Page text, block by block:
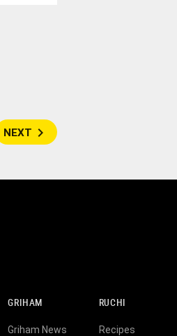
NEXT navigate_next
GRIHAM
Griham News
RUCHI
Recipes